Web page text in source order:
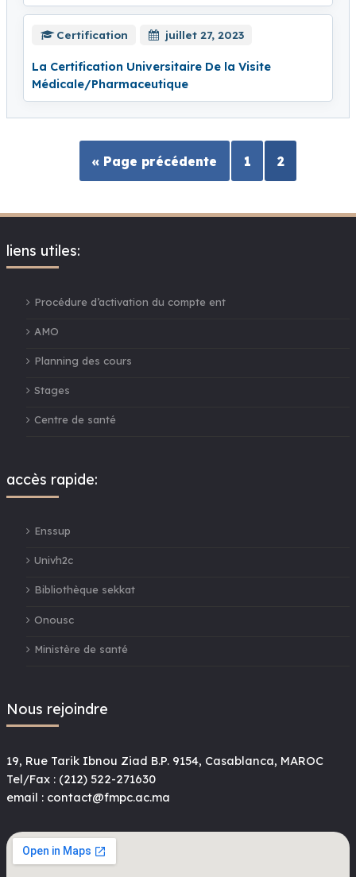
Certification juillet 27, 2023
La Certification Universitaire De la Visite
Médicale/Pharmaceutique
« Page précédente 1 2
liens utiles:
Procédure d’activation du compte ent
AMO
Planning des cours
Stages
Centre de santé
accès rapide:
Enssup
Univh2c
Bibliothèque sekkat
Onousc
Ministère de santé
Nous rejoindre
19, Rue Tarik Ibnou Ziad B.P. 9154, Casablanca, MAROC
Tel/Fax : (212) 522-271630
email : contact@fmpc.ac.ma